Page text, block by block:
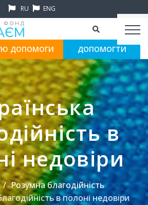
RU ENG
ДОПОМОГИ ДОПОМОГТИ
в
недовіри
Розумна благодійність
в полоні недовіри